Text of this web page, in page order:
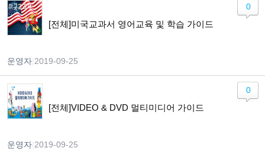
[전체]미국교과서 영어교육 및 학습 가이드
운영자 2019-09-25
0
[전체]VIDEO & DVD 멀티미디어 가이드
운영자 2019-09-25
0